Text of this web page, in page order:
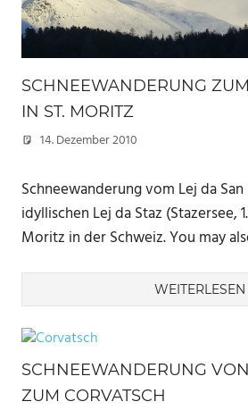
SCHNEEWANDERUNG
IN ST. MORITZ
14. Dezember 2010
Schneewanderung vom Lej da
idyllischen Lej da Staz (Stazersee,
Moritz in der Schweiz. You may
WEITERLESEN
SCHNEEWANDERUNG
ZUM CORVATSCH